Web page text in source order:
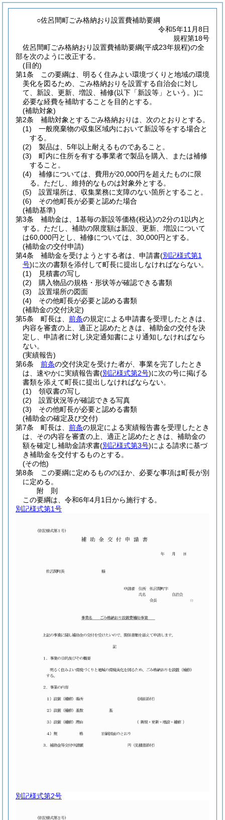
○佐呂間町ごみ格納おり設置費補助要綱
令和5年11月8日
規程第18号
佐呂間町ごみ格納おり設置費補助要綱(平成23年規程)の全
部を次のように改正する。
(目的)
第1条
この要綱は、明るく住みよい環境づくりと地域の環境
美化を図るため、ごみ格納おりを設置する自治会に対し
て、新設、更新、増設、補修(以下「新設等」という。)に
必要な経費を補助することを目的とする。
(補助対象)
第2条
補助対象とするごみ格納おりは、次のとおりとする。
(1)
一般廃棄物の収集区域内において新設等をする場合と
する。
(2)
製品は、5年以上耐えるものであること。
(3)
町内に住所を有する事業者で製品を購入、または補修
すること。
(4)
補修については、費用が20,000円を超えたものに限
る。 ただし、維持的なものは対象外とする。
(5)
設置場所は、収集業務に支障のない箇所とすること。
(6)
その他町長が必要と認めた場合
(補助基準)
第3条
補助金は、1基毎の新設等価格(税込)の2分の1以内と
する。 ただし、補助の限度額は新設、更新、増設について
は60,000円とし、補修については、30,000円とする。
(補助金の交付申請)
第4条
補助金を受けようとする者は、申請書(別記様式第1
号)に次の書類を添付して町長に提出しなければならない。
(1)
見積書の写し
(2)
購入物品の規格・形状等が確認できる書類
(3)
設置場所の図面
(4)
その他町長が必要と認める書類
(補助金の交付決定)
第5条
町長は、 前条の規定による申請書を受理したときは、
内容を審査の上、適正と認めたときは、補助金の交付を決
定し、申請者に対し決定通知書により通知しなければなら
ない。
(実績報告)
第6条
前条の交付決定を受けた者が、事業を完了したとき
は、速やかに実績報告書(別記様式第2号)に次の号に掲げる
書類を添えて町長に提出しなければならない。
(1)
領収書の写し
(2)
設置状況等が確認できる写真
(3)
その他町長が必要と認める書類
(補助金の確定及び交付)
第7条
町長は、 前条の規定による実績報告書を受理したとき
は、その内容を審査の上、適正と認めたときは、補助金の
額を確定し補助金請求書(別記様式第3号)による請求に基づ
き補助金を交付するものとする。
(その他)
第8条
この要綱に定めるもののほか、必要な事項は町長が別
に定める。
附 則
この要綱は、令和6年4月1日から施行する。
別記様式第1号
別記様式第2号